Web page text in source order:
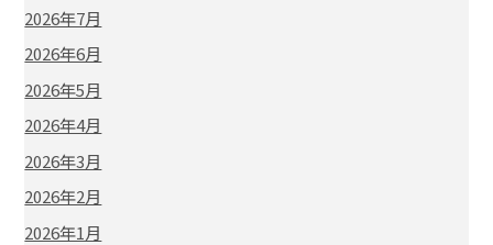
2026年7月
2026年6月
2026年5月
2026年4月
2026年3月
2026年2月
2026年1月